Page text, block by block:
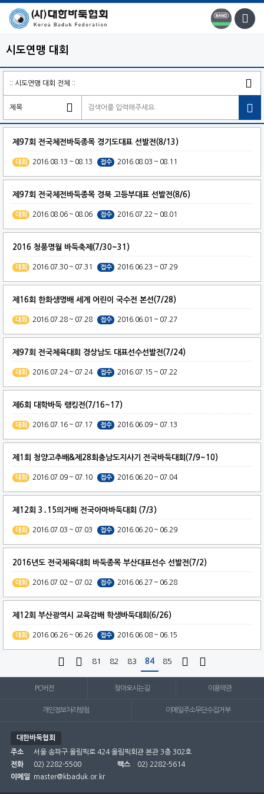
시도연맹 대회

제97회 전국체전바둑종목 경기도대표 선발전(8/13)
대회 2016.08.13 ~ 08.13 접수 2016.08.03 ~ 08.11
제97회 전국체전바둑종목 경북 고등부대표 선발전(8/6)
대회 2016.08.06 ~ 08.06 접수 2016.07.22 ~ 08.01
2016 청풍명월 바둑축제(7/30~31)
대회 2016.07.30 ~ 07.31 접수 2016.06.23 ~ 07.29
제16회 한화생명배 세계 어린이 국수전 본선(7/28)
대회 2016.07.28 ~ 07.28 접수 2016.06.01 ~ 07.27
제97회 전국체육대회 경상남도 대표선수선발전(7/24)
대회 2016.07.24 ~ 07.24 접수 2016.07.15 ~ 07.22
제6회 대학바둑 랭킹전(7/16~17)
대회 2016.07.16 ~ 07.17 접수 2016.06.09 ~ 07.13
제1회 청양고추배&제28회충남도지사기 전국바둑대회(7/9~10)
대회 2016.07.09 ~ 07.10 접수 2016.06.20 ~ 07.04
제12회 3․15의거배 전국아마바둑대회 (7/3)
대회 2016.07.03 ~ 07.03 접수 2016.06.20 ~ 06.29
2016년도 전국체육대회 바둑종목 부산대표선수 선발전(7/2)
대회 2016.07.02 ~ 07.02 접수 2016.06.27 ~ 06.28
제12회 부산광역시 교육감배 학생바둑대회(6/26)
대회 2016.06.26 ~ 06.26 접수 2016.06.08 ~ 06.15
  81 82 83 84 85  
PC버전 찾아오시는길 이용약관
개인정보처리방침 이메일주소무단수집거부
대한바둑협회
주소
서울 송파구 올림픽로 424 올림픽회관 본관 3층 302호
전화
02) 2282-5500 팩스
02) 2282-5614
이메일
master@kbaduk.or.kr